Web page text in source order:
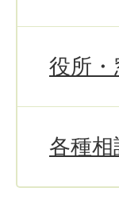
役所・
各種相